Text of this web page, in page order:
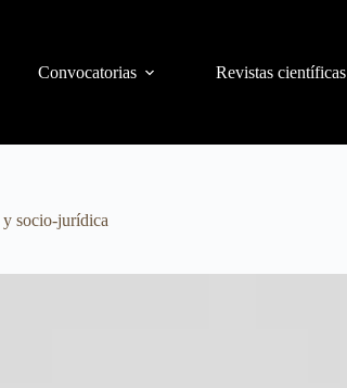
Convocatorias Revistas científicas
socio-jurídica